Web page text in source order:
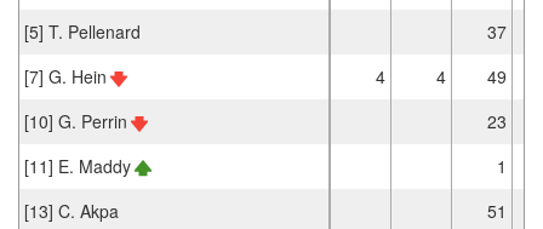
[5] T. Pellenard
37
[7] G. Hein
4 4
49
[10] G. Perrin
23
[11] E. Maddy
1
[13] C. Akpa
51